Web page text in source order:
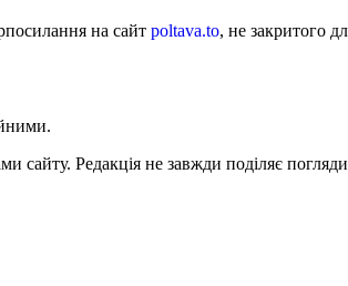
на сайт poltava.to, не закритого
сайту. Редакція не завжди поділяє погляди